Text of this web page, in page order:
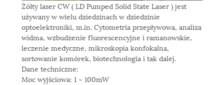
Żółty laser CW ( LD Pumped Solid State Laser ) jest
używany w wielu dziedzinach w dziedzinie
optoelektroniki, m.in. Cytometria przepływowa, analiza
widma, wzbudzenie fluorescencyjne i ramanowskie,
leczenie medyczne, mikroskopia konfokalna,
sortowanie komórek, biotechnologia i tak dalej.
Dane techniczne:
Moc wyjściowa: 1 ~ 100mW